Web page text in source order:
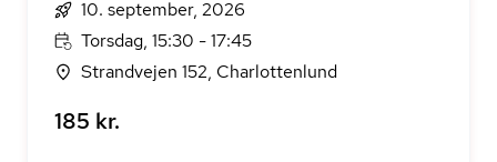
10. september, 2026
Torsdag, 15:30 - 17:45
Strandvejen 152, Charlottenlund
185 kr.